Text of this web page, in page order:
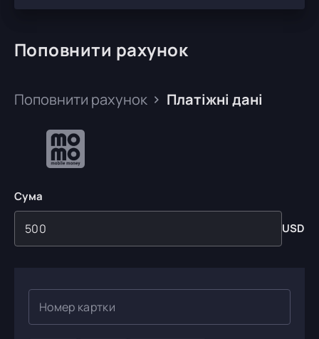
Поповнити рахунок
Поповнити рахунок Платіжні дані
Сума
USD